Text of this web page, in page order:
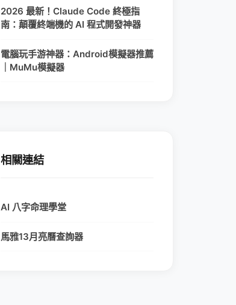
2026 最新！Claude Code 終極指
南：顛覆終端機的 AI 程式開發神器
電腦玩手游神器：Android模擬器推薦
｜MuMu模擬器
相關連結
AI 八字命理學堂
馬雅13月亮曆查詢器